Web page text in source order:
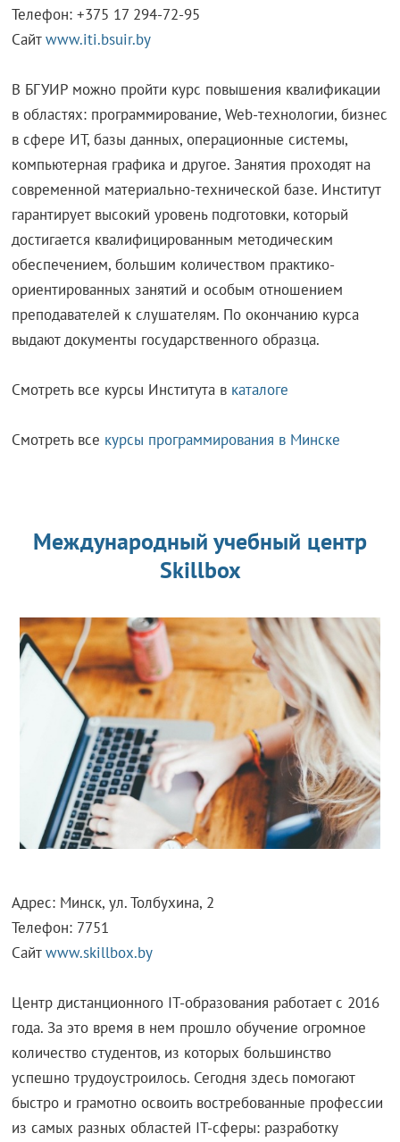
Телефон: +375 17 294-72-95
Сайтwww.iti.bsuir.by
В БГУИР можно пройти курс повышения квалификации
в областях: программирование, Web-технологии, бизнес
в сфере ИТ, базы данных, операционные системы,
компьютерная графика и другое. Занятия проходят на
современной материально-технической базе. Институт
гарантирует высокий уровень подготовки, который
достигается квалифицированным методическим
обеспечением, большим количеством практико-
ориентированных занятий и особым отношением
преподавателей к слушателям. По окончанию курса
выдают документы государственного образца.
Смотреть все курсы Института в каталоге
Смотреть все курсы программирования в Минске
Международный учебный центр
Skillbox
Адрес: Минск, ул. Толбухина, 2
Телефон: 7751
Сайтwww.skillbox.by
Центр дистанционного IT-образования работает с 2016
года. За это время в нем прошло обучение огромное
количество студентов, из которых большинство
успешно трудоустроилось. Сегодня здесь помогают
быстро и грамотно освоить востребованные профессии
из самых разных областей IT-сферы: разработку